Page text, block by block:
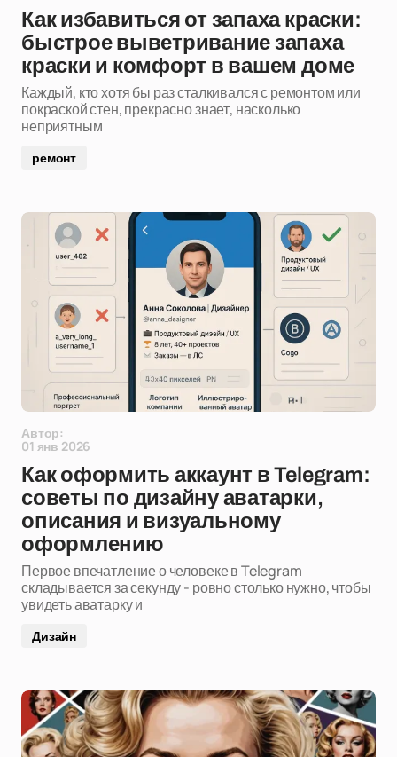
Как избавиться от запаха краски:
быстрое выветривание запаха
краски и комфорт в вашем доме
Каждый, кто хотя бы раз сталкивался с ремонтом или
покраской стен, прекрасно знает, насколько
неприятным
ремонт
Автор:
01 янв 2026
Как оформить аккаунт в Telegram:
советы по дизайну аватарки,
описания и визуальному
оформлению
Первое впечатление о человеке в Telegram
складывается за секунду - ровно столько нужно, чтобы
увидеть аватарку и
Дизайн